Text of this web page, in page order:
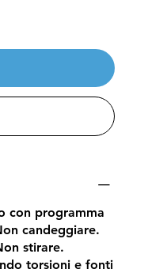
con programma
candeggiare.
stirare.
torsioni e fonti